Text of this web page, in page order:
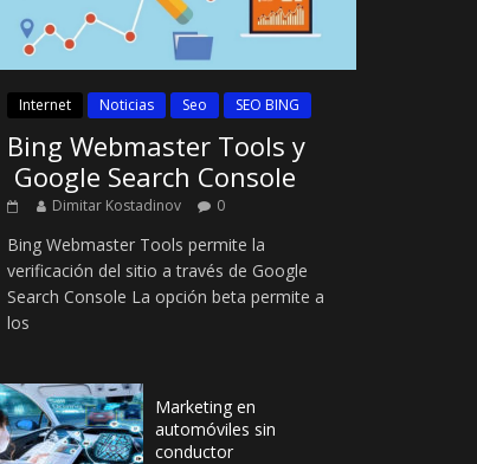
Internet Noticias Seo SEO BING
Bing Webmaster Tools y
Google Search Console
Dimitar Kostadinov 0
Bing Webmaster Tools permite la
verificación del sitio a través de Google
Search Console La opción beta permite a
los
Marketing en
automóviles sin
conductor